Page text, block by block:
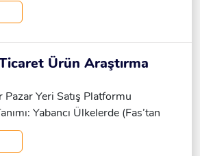
Tercihan Bayan Çalisan
Geç Saate Kadar) - Home Ofis
Maas - Günlük Prim Günlük
Ürün Araştırma
Yeri Satış Platformu
Yabancı Ülkelerde (Fas’tan
Tüm Arapça Konuşan Ülkelerde),
Satıcılara Benzer Şekilde,